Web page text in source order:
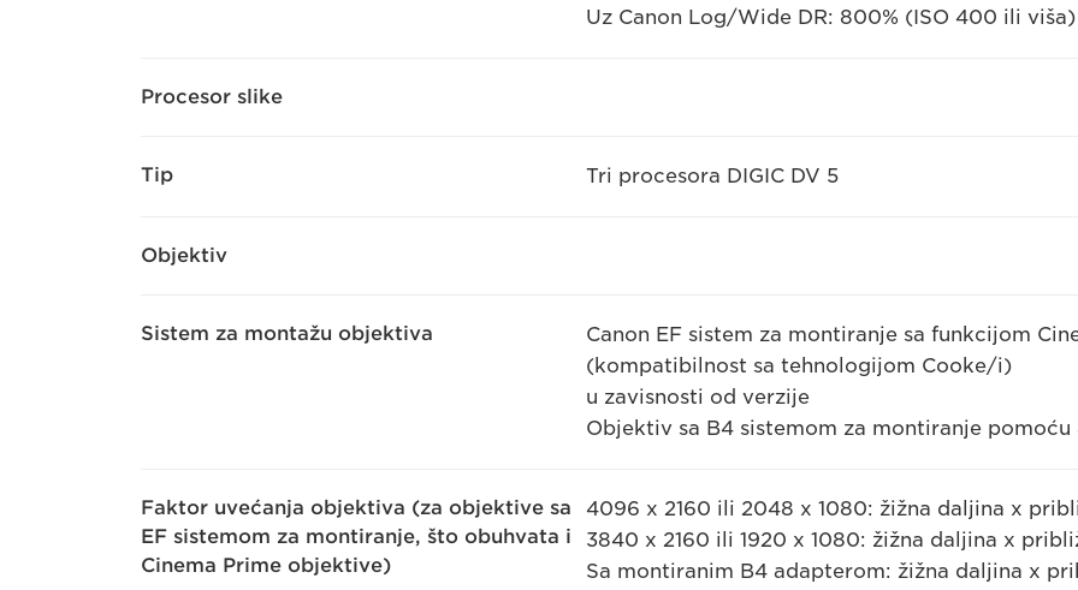
Uz Canon Log/Wide DR: 800% (ISO 400 ili viša)
Procesor slike
Tip Tri procesora DIGIC DV 5
Objektiv
Sistem za montažu objektiva
Canon EF sistem za montiranje sa funkcijom
(kompatibilnost sa tehnologijom Cooke/i)
u zavisnosti od verzije
Objektiv sa B4 sistemom za montiranje
Faktor uvećanja objektiva (za objektive sa
EF sistemom za montiranje, što obuhvata i
Cinema Prime objektive)
4096 x 2160 ili 2048 x 1080: žižna daljina x
3840 x 2160 ili 1920 x 1080: žižna daljina x
Sa montiranim B4 adapterom: žižna daljina x